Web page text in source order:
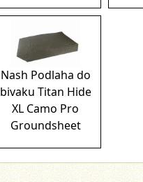
Nash Podlaha do
bivaku Titan Hide
XL Camo Pro
Groundsheet